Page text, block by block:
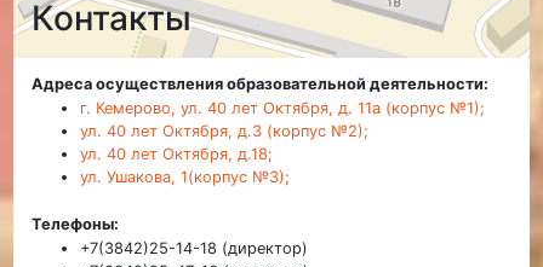
Контакты
Адреса осуществления образовательной деятельности:
г. Кемерово, ул. 40 лет Октября, д. 11а (корпус №1);
ул. 40 лет Октября, д.3 (корпус №2);
ул. 40 лет Октября, д.18;
ул. Ушакова, 1(корпус №3);
Телефоны:
+7(3842)25-14-18 (директор)